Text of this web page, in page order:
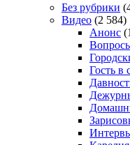
Без рубрики
Видео (2 584)
Анонс
Гость в